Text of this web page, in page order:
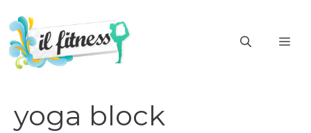
contenuto
yoga block